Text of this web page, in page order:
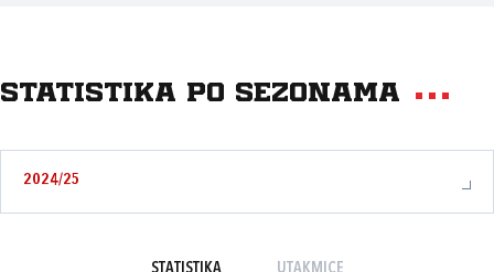
Statistika po sezonama
2024/25